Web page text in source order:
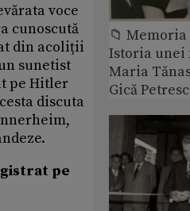
voce
cunoscută
din acoliții
sunetist
pe Hitler
discuta
pe
📁
Istoria
Maria
Gică